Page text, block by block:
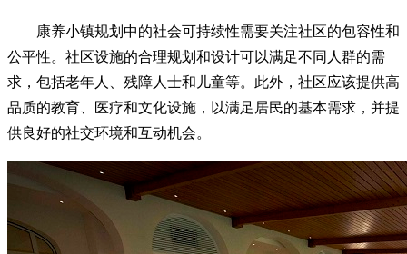
康养小镇规划中的社会可持续性需要关注社区的包容性和
公平性。社区设施的合理规划和设计可以满足不同人群的需
求，包括老年人、残障人士和儿童等。此外，社区应该提供高
品质的教育、医疗和文化设施，以满足居民的基本需求，并提
供良好的社交环境和互动机会。